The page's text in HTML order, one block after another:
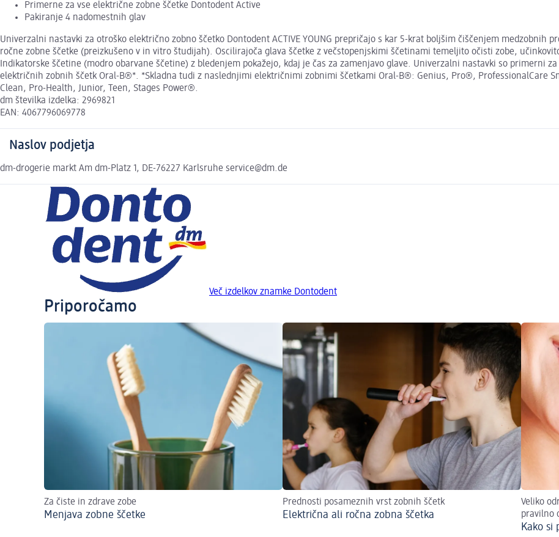
Primerne za vse električne zobne ščetke Dontodent Active
Pakiranje 4 nadomestnih glav
Univerzalni nastavki za otroško električno zobno ščetko Dontodent ACTIVE YOUNG prepričajo s kar 5-krat boljšim čiščenjem medzobnih
ročne zobne ščetke (preizkušeno v in vitro študijah). Oscilirajoča glava ščetke z večstopenjskimi ščetinami temeljito očisti zobe,
Indikatorske ščetine (modro obarvane ščetine) z bledenjem pokažejo, kdaj je čas za zamenjavo glave. Univerzalni nastavki so primerni
električnih zobnih ščetk Oral-B®*. *Skladna tudi z naslednjimi električnimi zobnimi ščetkami Oral-B®: Genius, Pro®, ProfessionalCare
Clean, Pro-Health, Junior, Teen, Stages Power®.
dm številka izdelka: 2969821
EAN: 4067796069778
Naslov podjetja
dm-drogerie markt Am dm-Platz 1, DE-76227 Karlsruhe service@dm.de
Več izdelkov znamke Dontodent
Priporočamo
Za čiste in zdrave zobe
Menjava zobne ščetke
Prednosti posameznih vrst zobnih ščetk
Električna ali ročna zobna ščetka
Veliko
pravilno
Kako si